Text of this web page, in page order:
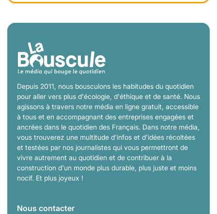
Depuis 2011, nous bousculons les habitudes du quotidien
pour aller vers plus d'écologie, d'éthique et de santé. Nous
agissons à travers notre média en ligne gratuit, accessible
à tous et en accompagnant des entreprises engagées et
ancrées dans le quotidien des Français. Dans notre média,
vous trouverez une multitude d'infos et d'idées récoltées
et testées par nos journalistes qui vous permettront de
vivre autrement au quotidien et de contribuer à la
construction d'un monde plus durable, plus juste et moins
nocif. Et plus joyeux !
Nous contacter